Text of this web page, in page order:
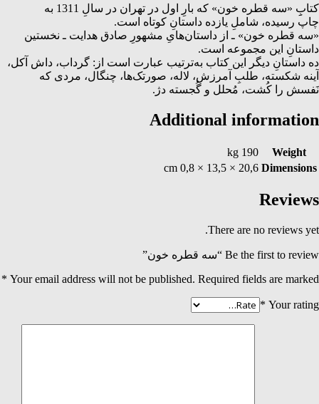
کتابِِ «سه قطره خون» که بارِ اول در تهران در سالِ 1311 به
چاپ رسیده، شاملِ یازده داستانِ کوتاه است.
«سه قطره خون» ـ از داستان‌هایِ مشهورِ صادق هدایت ـ نخستین
داستانِ این مجموعه است.
ده داستانِ دیگر این کتاب به‌ترتیب عبارت است از: گرداب، داش آکل،
آینه شکسته، طلبِ آمرزش، لاله، صورتک‌ها، چنگال، مردی که
نَفسش را کُشت، مُحلل و گُجسته دژ.
Additional information
Weight
190 kg
Dimensions
20,6 × 13,5 × 0,8 cm
Reviews
There are no reviews yet.
Be the first to review “سه قطره خون”
Your email address will not be published. Required fields are marked
*
Your rating
*